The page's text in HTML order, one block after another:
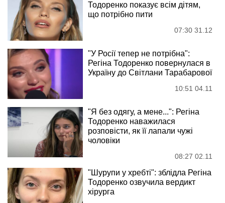
Тодоренко показує всім дітям,
що потрібно пити
07:30 31.12
"У Росії тепер не потрібна":
Регіна Тодоренко повернулася в
Україну до Світлани Тарабарової
10:51 04.11
"Я без одягу, а мене...": Регіна
Тодоренко наважилася
розповісти, як її лапали чужі
чоловіки
08:27 02.11
"Шурупи у хребті": зблідла Регіна
Тодоренко озвучила вердикт
хірурга